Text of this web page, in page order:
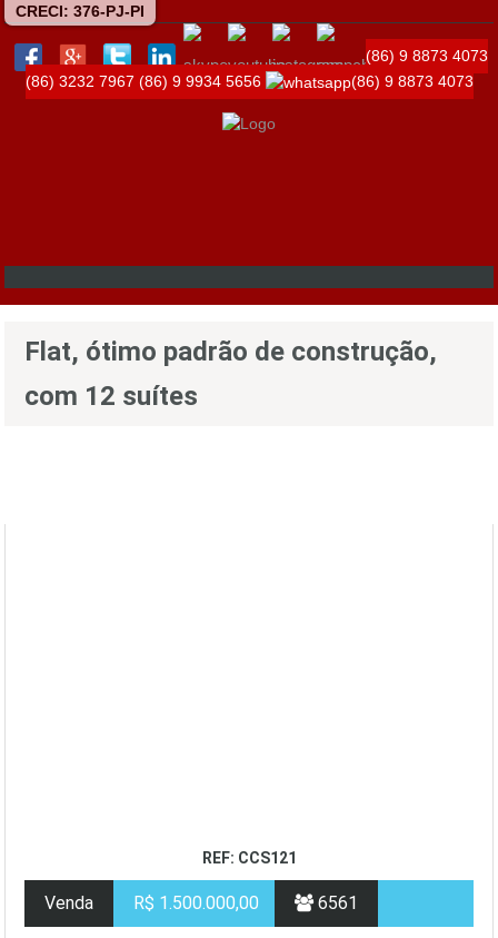
CRECI: 376-PJ-PI
(86) 9 8873 4073
(86) 3232 7967 (86) 9 9934 5656 (86) 9 8873 4073
Flat, ótimo padrão de construção,
com 12 suítes
REF: CCS121
Venda R$ 1.500.000,00 6561